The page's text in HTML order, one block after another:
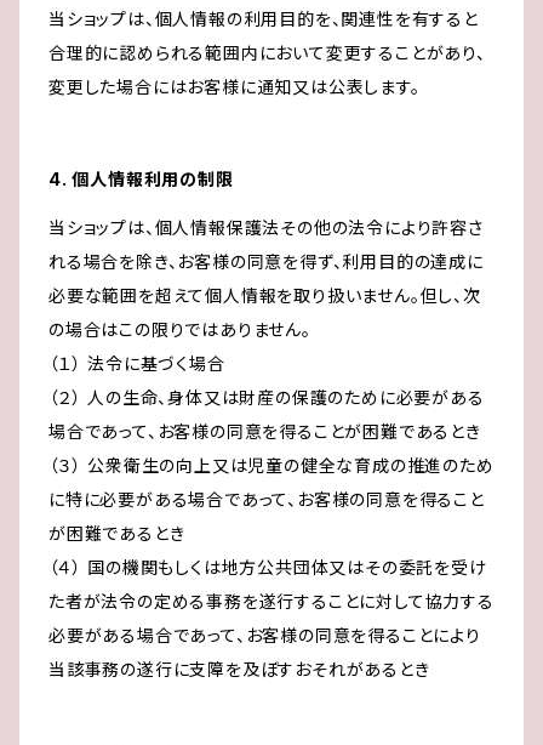
当ショップは、個人情報の利用目的を、関連性を有すると
合理的に認められる範囲内において変更することがあり、
変更した場合にはお客様に通知又は公表します。
4. 個人情報利用の制限
当ショップは、個人情報保護法その他の法令により許容さ
れる場合を除き、お客様の同意を得ず、利用目的の達成に
必要な範囲を超えて個人情報を取り扱いません。但し、次
の場合はこの限りではありません。
（１） 法令に基づく場合
（２） 人の生命、身体又は財産の保護のために必要がある
場合であって、お客様の同意を得ることが困難であるとき
（３） 公衆衛生の向上又は児童の健全な育成の推進のため
に特に必要がある場合であって、お客様の同意を得ること
が困難であるとき
（４） 国の機関もしくは地方公共団体又はその委託を受け
た者が法令の定める事務を遂行することに対して協力する
必要がある場合であって、お客様の同意を得ることにより
当該事務の遂行に支障を及ぼすおそれがあるとき